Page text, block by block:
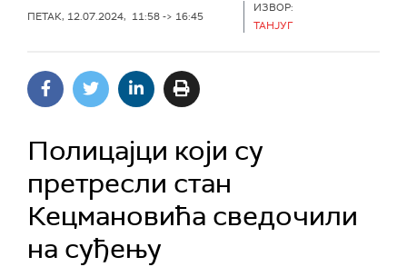
ПЕТАК, 12.07.2024, 11:58 -> 16:45
ИЗВОР:
ТАНЈУГ
Полицајци који су
претресли стан
Кецмановића сведочили
на суђењу